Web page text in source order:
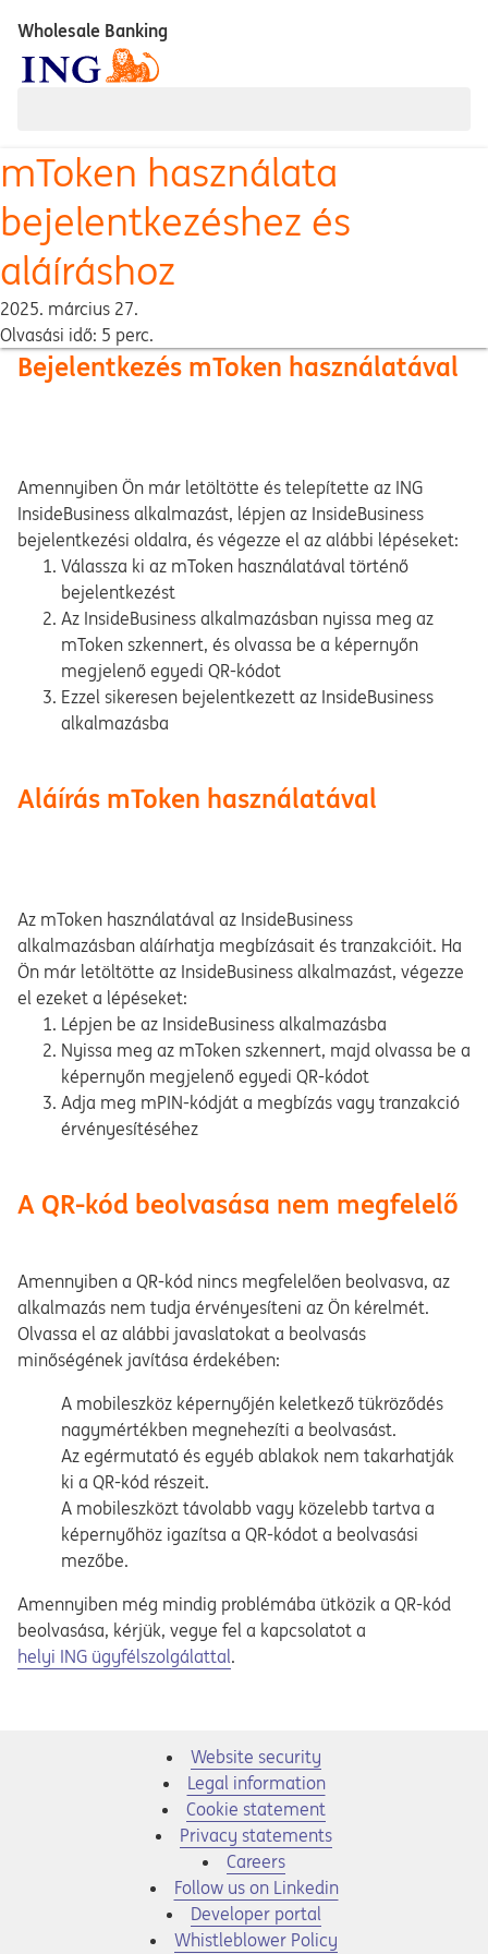
Wholesale Banking
mToken használata
bejelentkezéshez és
aláíráshoz
2025. március 27.
Olvasási idő: 5 perc.
Bejelentkezés mToken használatával
Amennyiben Ön már letöltötte és telepítette az ING
InsideBusiness alkalmazást, lépjen az InsideBusiness
bejelentkezési oldalra, és végezze el az alábbi lépéseket:
Válassza ki az mToken használatával történő
bejelentkezést
Az InsideBusiness alkalmazásban nyissa meg az
mToken szkennert, és olvassa be a képernyőn
megjelenő egyedi QR-kódot
Ezzel sikeresen bejelentkezett az InsideBusiness
alkalmazásba
Aláírás mToken használatával
Az mToken használatával az InsideBusiness
alkalmazásban aláírhatja megbízásait és tranzakcióit. Ha
Ön már letöltötte az InsideBusiness alkalmazást, végezze
el ezeket a lépéseket:
Lépjen be az InsideBusiness alkalmazásba
Nyissa meg az mToken szkennert, majd olvassa be a
képernyőn megjelenő egyedi QR-kódot
Adja meg mPIN-kódját a megbízás vagy tranzakció
érvényesítéséhez
A QR-kód beolvasása nem megfelelő
Amennyiben a QR-kód nincs megfelelően beolvasva, az
alkalmazás nem tudja érvényesíteni az Ön kérelmét.
Olvassa el az alábbi javaslatokat a beolvasás
minőségének javítása érdekében:
A mobileszköz képernyőjén keletkező tükröződés
nagymértékben megnehezíti a beolvasást.
Az egérmutató és egyéb ablakok nem takarhatják
ki a QR-kód részeit.
A mobileszközt távolabb vagy közelebb tartva a
képernyőhöz igazítsa a QR-kódot a beolvasási
mezőbe.
Amennyiben még mindig problémába ütközik a QR-kód
beolvasása, kérjük, vegye fel a kapcsolatot a
helyi ING ügyfélszolgálattal.
Website security
Legal information
Cookie statement
Privacy statements
Opens in a new tab
Careers
Opens in a new tab
Follow us on Linkedin
Opens in a new tab
Developer portal
Opens in a new tab
Whistleblower Policy